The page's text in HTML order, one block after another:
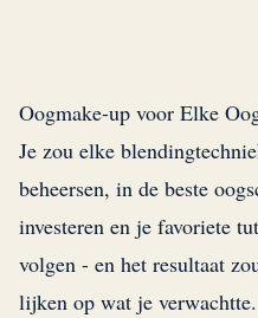
Oogmake-up voor Elke
Je zou elke
beheersen, in de beste
investeren en je favoriete
volgen - en het resultaat
lijken op wat je